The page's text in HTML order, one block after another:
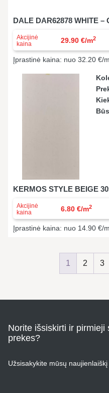
DALE DAR62878 WHITE –
Akcijinė
kaina
29.90 €/m2
Įprastinė kaina: nuo 32.20 €/m
KERMOS STYLE BEIGE
Akcijinė
kaina
6.80 €/m2
Įprastinė kaina: nuo 14.90 €/m
1 2 3
Norite išsiskirti ir
prekes?
Užsisakykite mūsų naujienlaiškį